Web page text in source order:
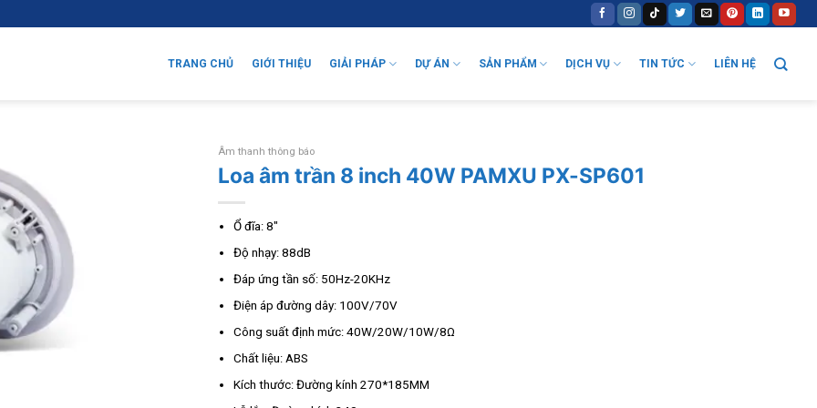
TRANG CHỦ GIỚI THIỆU GIẢI PHÁP DỰ ÁN SẢN PHẨM DỊCH VỤ TIN TỨC LIÊN HỆ
Âm thanh thông báo
Loa âm trần 8 inch 40W PAMXU PX-SP601
Ổ đĩa: 8″
Độ nhạy: 88dB
Đáp ứng tần số: 50Hz-20KHz
Điện áp đường dây: 100V/70V
Công suất định mức: 40W/20W/10W/8Ω
Chất liệu: ABS
Kích thước: Đường kính 270*185MM